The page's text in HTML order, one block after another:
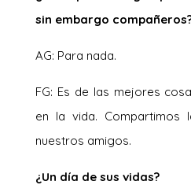
sin embargo
AG: Para nada.
FG: Es de las mejores
en la vida. Compartimos
nuestros amigos.
¿Un día de sus vidas?